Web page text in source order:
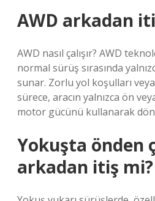
AWD arkadan
AWD nasıl çalışır? AWD
normal sürüş sırasında
sunar. Zorlu yol koşulları
sürece, aracın yalnızca ön
motor gücünü kullanarak
Yokuşta önden
arkadan itiş mi?